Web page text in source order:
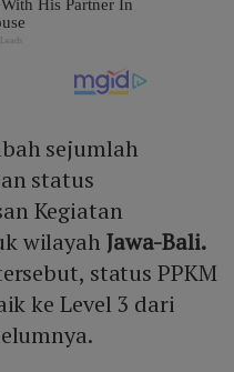
sejumlah
status
Kegiatan
wilayah Jawa-Bali.
status PPKM
ke Level 3 dari